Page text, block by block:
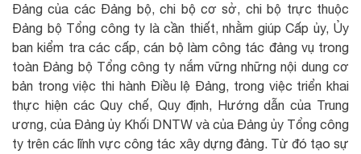
Đảng của các Đảng bộ, chi bộ cơ sở, chi bộ trực thuộc
Đảng bộ Tổng công ty là cần thiết, nhằm giúp Cấp ủy, Ủy
ban kiểm tra các cấp, cán bộ làm công tác đảng vụ trong
toàn Đảng bộ Tổng công ty nắm vững những nội dung cơ
bản trong việc thi hành Điều lệ Đảng, trong việc triển khai
thực hiện các Quy chế, Quy định, Hướng dẫn của Trung
ương, của Đảng ủy Khối DNTW và của Đảng ủy Tổng công
ty trên các lĩnh vực công tác xây dựng đảng. Từ đó tạo sự